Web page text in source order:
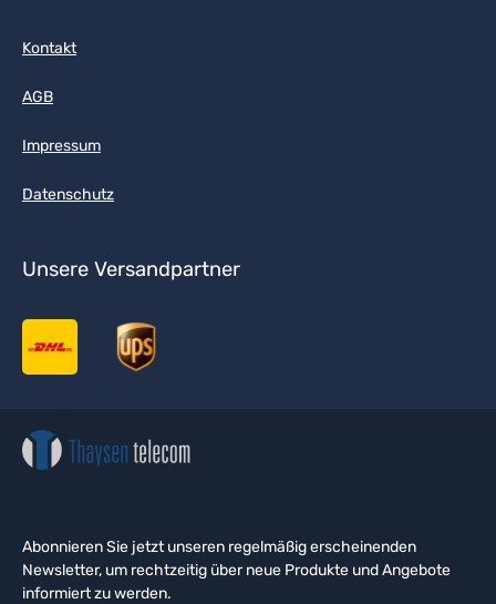
Kontakt
AGB
Impressum
Datenschutz
Unsere Versandpartner
Abonnieren Sie jetzt unseren regelmäßig erscheinenden
Newsletter, um rechtzeitig über neue Produkte und Angebote
informiert zu werden.